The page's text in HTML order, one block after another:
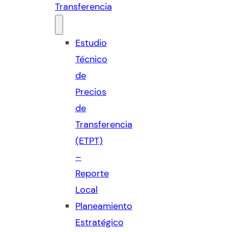
Transferencia
Estudio
Técnico
de
Precios
de
Transferencia
(ETPT)
–
Reporte
Local
Planeamiento
Estratégico